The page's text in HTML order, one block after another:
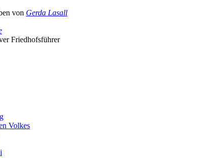
von Gerda Lasall
Friedhofsführer
Volkes